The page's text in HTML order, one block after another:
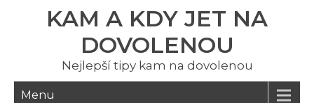
KAM A KDY JET NA
DOVOLENOU
Nejlepší tipy kam na dovolenou
Menu